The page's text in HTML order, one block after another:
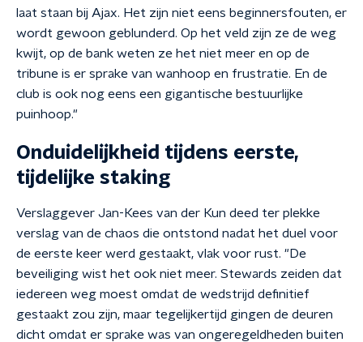
laat staan bij Ajax. Het zijn niet eens beginnersfouten, er
wordt gewoon geblunderd. Op het veld zijn ze de weg
kwijt, op de bank weten ze het niet meer en op de
tribune is er sprake van wanhoop en frustratie. En de
club is ook nog eens een gigantische bestuurlijke
puinhoop."
Onduidelijkheid tijdens eerste,
tijdelijke staking
Verslaggever Jan-Kees van der Kun deed ter plekke
verslag van de chaos die ontstond nadat het duel voor
de eerste keer werd gestaakt, vlak voor rust. "De
beveiliging wist het ook niet meer. Stewards zeiden dat
iedereen weg moest omdat de wedstrijd definitief
gestaakt zou zijn, maar tegelijkertijd gingen de deuren
dicht omdat er sprake was van ongeregeldheden buiten